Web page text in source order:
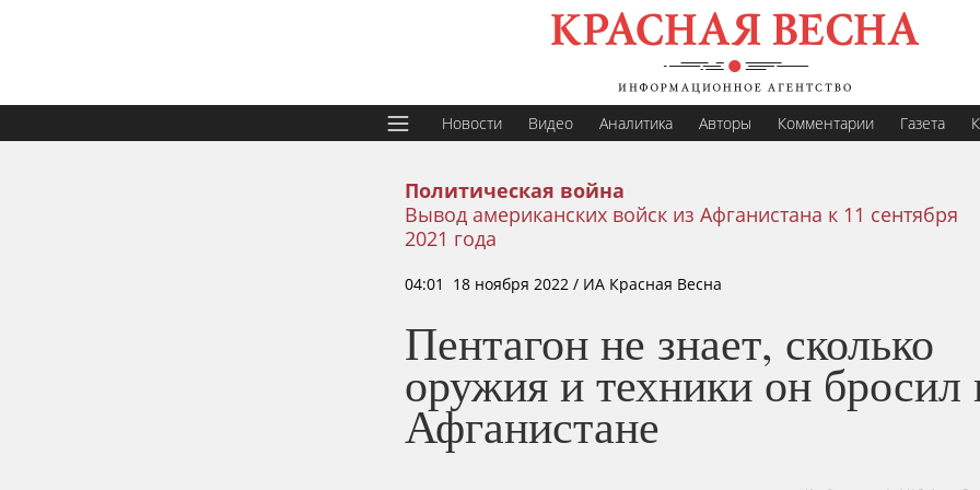
Новости Видео Аналитика Авторы Комментарии Газета
Политическая война
Вывод американских войск из Афганистана к 11 сентября
2021 года
04:01 18 ноября 2022 / ИА Красная Весна
Пентагон не знает, сколько
оружия и техники он бросил
Афганистане